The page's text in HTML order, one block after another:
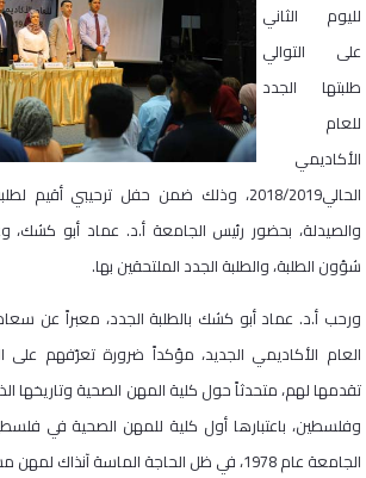
لليوم الثاني
على التوالي
طلبتها الجدد
للعام
الأكاديمي
الحالي2018/2019، وذلك ضمن حفل ترحيبي
والصيدلة، بحضور رئيس الجامعة أ.د. عماد أبو كشك،
شؤون الطلبة، والطلبة الجدد الملتحقين بها.
ورحب أ.د. عماد أبو كشك بالطلبة الجدد، معبراً عن
العام الأكاديمي الجديد، مؤكداً ضرورة تعرّفهم على
تقدمها لهم، متحدثاً حول كلية المهن الصحية وتاريخها
وفلسطين، باعتبارها أول كلية للمهن الصحية في
الجامعة عام 1978، في ظل الحاجة الماسة آنذاك لمهن مساندة لمهنة الطب.